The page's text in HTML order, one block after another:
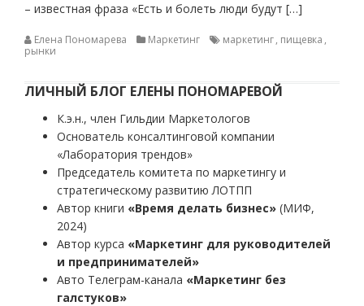
– известная фраза «Есть и болеть люди будут […]
Елена Пономарева Маркетинг маркетинг, пищевка ,
рынки
ЛИЧНЫЙ БЛОГ ЕЛЕНЫ ПОНОМАРЕВОЙ
К.э.н., член Гильдии Маркетологов
Основатель консалтинговой компании
«Лаборатория трендов»
Председатель комитета по маркетингу и
стратегическому развитию ЛОТПП
Автор книги «Время делать бизнес» (МИФ,
2024)
Автор курса «Маркетинг для руководителей
и предпринимателей»
Авто Телеграм-канала «Маркетинг без
галстуков»